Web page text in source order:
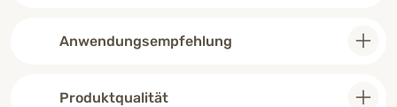
Anwendungsempfehlung
Produktqualität